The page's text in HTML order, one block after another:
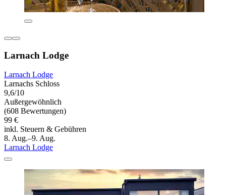
Larnach Lodge
Larnach Lodge
Larnachs Schloss
9,6/10
Außergewöhnlich
(608 Bewertungen)
99 €
inkl. Steuern & Gebühren
8. Aug.–9. Aug.
Larnach Lodge